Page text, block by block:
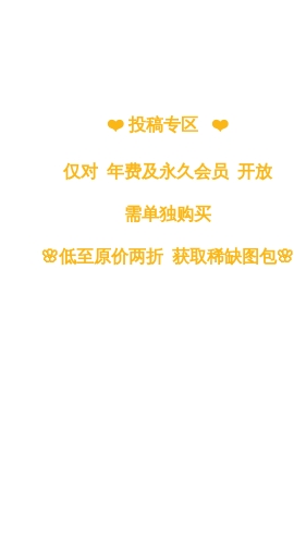
❤️ 投稿专区 ❤️
仅对 年费及永久会员 开放
需单独购买
🌸低至原价两折 获取稀缺图包🌸